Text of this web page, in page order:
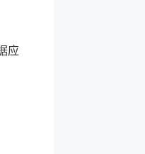
应